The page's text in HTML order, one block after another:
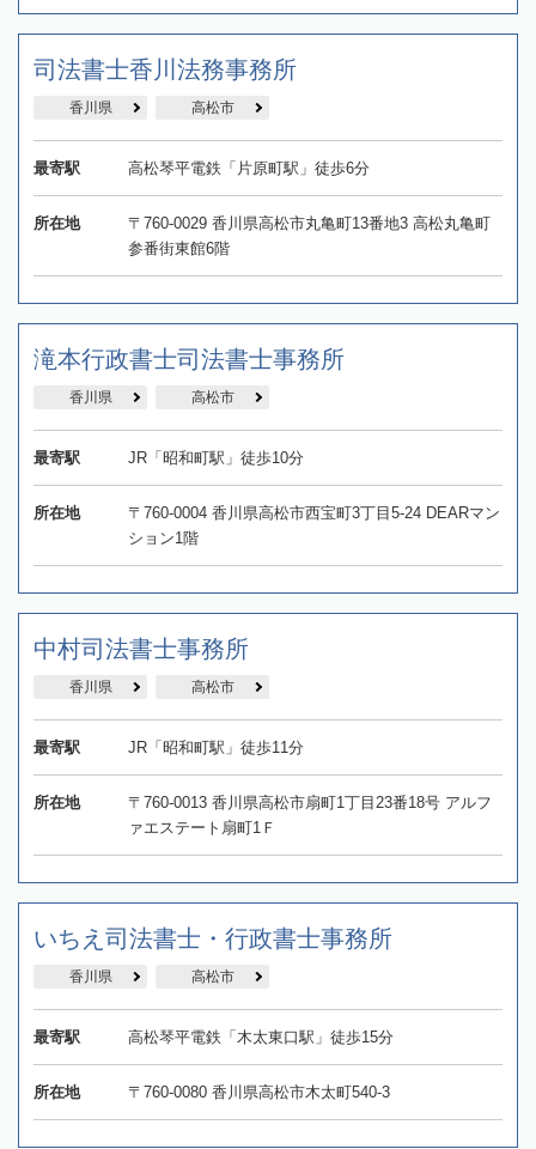
司法書士香川法務事務所
香川県 高松市
最寄駅 高松琴平電鉄「片原町駅」徒歩6分
所在地
〒760-0029 香川県高松市丸亀町13番地3 高松丸亀町
参番街東館6階
滝本行政書士司法書士事務所
香川県 高松市
最寄駅 JR「昭和町駅」徒歩10分
所在地
〒760-0004 香川県高松市西宝町3丁目5-24 DEARマン
ション1階
中村司法書士事務所
香川県 高松市
最寄駅 JR「昭和町駅」徒歩11分
所在地
〒760‐0013 香川県高松市扇町1丁目23番18号 アルフ
ァエステート扇町1Ｆ
いちえ司法書士・行政書士事務所
香川県 高松市
最寄駅 高松琴平電鉄「木太東口駅」徒歩15分
所在地 〒760-0080 香川県高松市木太町540-3